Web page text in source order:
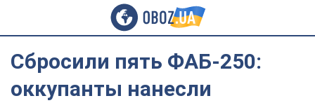
Сбросили пять ФАБ-250:
оккупанты нанесли